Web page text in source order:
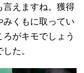
言えますね。獲得
くもに取ってい
がキモでしょう
た。